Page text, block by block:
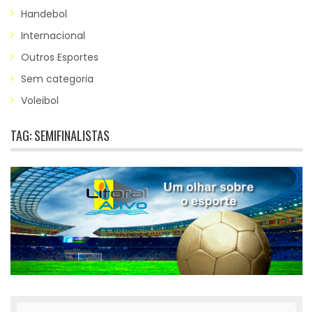
Handebol
Internacional
Outros Esportes
Sem categoria
Voleibol
TAG:SEMIFINALISTAS